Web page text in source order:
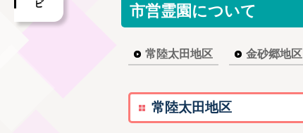
市営霊園について
常陸太田地区 金砂郷地区
常陸太田地区